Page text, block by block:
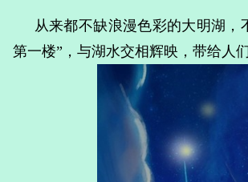
从来都不缺浪漫色彩的大明湖，
第一楼”，与湖水交相辉映，带给人